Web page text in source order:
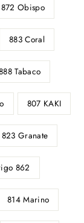
872 Obispo
883 Coral
Tabaco
807 KAKI
823 Granate
862
814 Marino